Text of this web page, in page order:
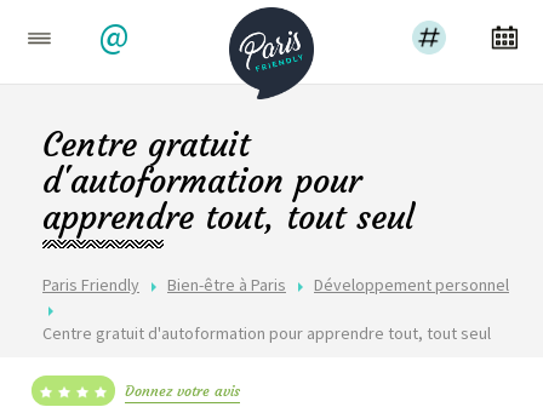
@
Paris Friendly Bien-être à Paris Développement personnel
Centre gratuit d'autoformation pour apprendre tout, tout seul
Centre gratuit
d'autoformation pour
apprendre tout, tout seul
Donnez votre avis